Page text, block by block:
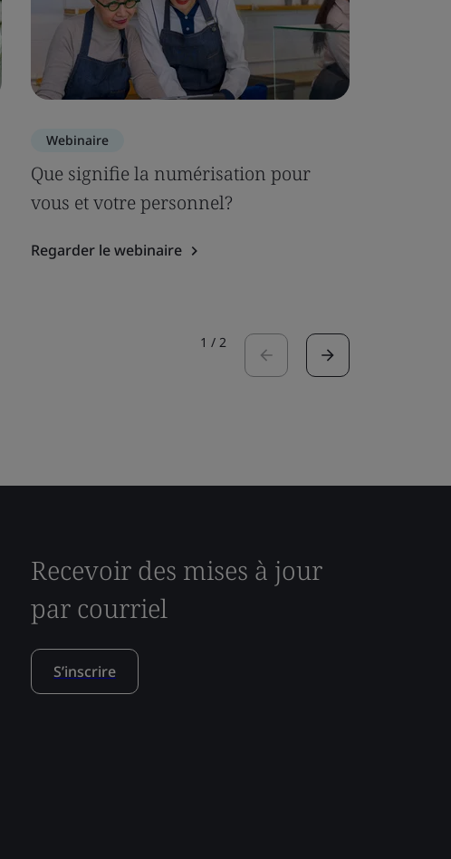
Webinaire
Que signifie la numérisation pour
vous et votre personnel?
Regarder le webinaire
1 / 2
Recevoir des mises à jour
par courriel
S’inscrire